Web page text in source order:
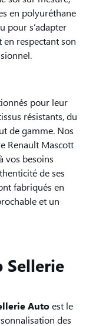
en polyuréthane
pour s’adapter
respectant son
pour leur
résistants, du
de gamme. Nos
Renault Mascott
vos besoins
de ses
fabriqués en
et un
Sellerie
Autoest le
des